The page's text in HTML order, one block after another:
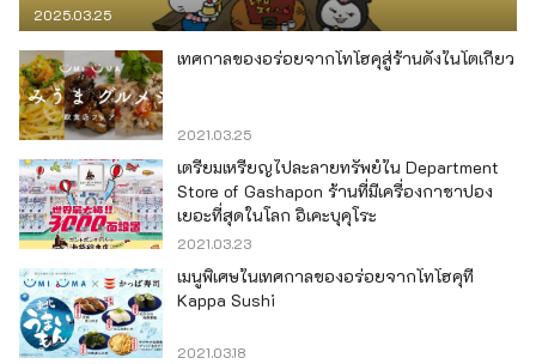
2025.03.25
เทศกาลของอร่อยจากโทโฮคุสู่ร้านดังในโตเกียว
2021.03.25
เตรียมเหรียญไปละลายทรัพย์ใน Department
Store of Gashapon ร้านที่มีเครื่องกาชาปอง
เยอะที่สุดในโลก อิเคะบุคุโระ
2021.03.23
เมนูพิเศษในเทศกาลของอร่อยจากโทโฮคุที่
Kappa Sushi
2021.03.18